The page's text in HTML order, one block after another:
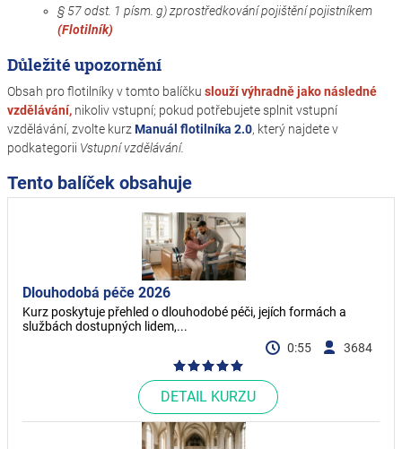
§ 57 odst. 1 písm. g) zprostředkování pojištění pojistníkem
(Flotilník)
Důležité upozornění
Obsah pro flotilníky v tomto balíčku sloužívýhradně jako následné
vzdělávání, nikoliv vstupní; pokud potřebujete splnit vstupní
vzdělávání, zvolte kurz Manuál flotilníka 2.0, který najdete v
podkategorii Vstupní vzdělávání.
Tento balíček obsahuje
Dlouhodobá péče 2026
Kurz poskytuje přehled o dlouhodobé péči, jejích formách a
službách dostupných lidem,...
0:55
3684
DETAIL KURZU